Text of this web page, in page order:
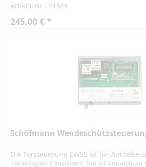
Steuerspannung 24VDC...
Artikel-Nr.: 41644
245,00 € *
Schöfmann
Die Torsteuerung EWS5 ist für Antriebe
Toranlagen konzipiert. Sie ist separat